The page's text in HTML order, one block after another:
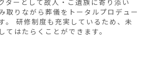
ターとして故人・ご遺族に寄り添い
取りながら葬儀をトータルプロデュー
。 研修制度も充実しているため、未
てはたらくことができます。